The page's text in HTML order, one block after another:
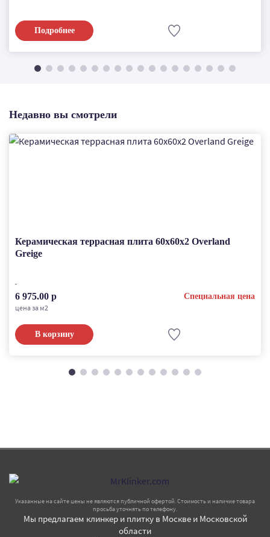
Подробнее
Недавно вы смотрели
Керамическая террасная плита 60x60x2 Overland
Greige
6 975.00 р
Специальная цена
цена за м2
В корзину
Указанные на сайте цены не являются публичной офертой. Стоимость и наличие товара
просьба уточнять по телефону.
Мы предлагаем клинкер и плитку в Москве и Московской
области